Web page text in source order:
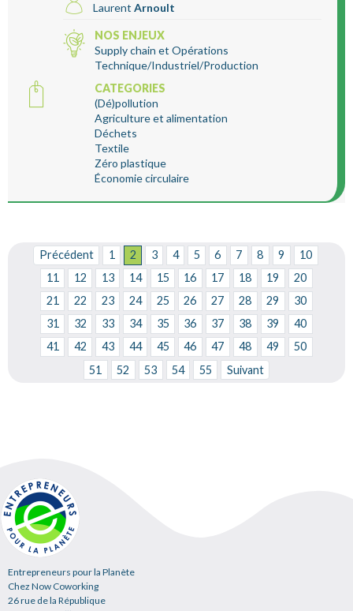
Laurent Arnoult
NOS ENJEUX
Supply chain et Opérations
Technique/Industriel/Production
CATEGORIES
(Dé)pollution
Agriculture et alimentation
Déchets
Textile
Zéro plastique
Économie circulaire
Précédent 1 2 3 4 5 6 7 8 9
10
11
12 13 14 15 16 17 18 19
20
21
22 23 24 25 26 27 28 29
30
31
32 33 34 35 36 37 38 39
40
41
42 43 44 45 46 47 48 49
50
51
52 53 54 55 Suivant
Entrepreneurs pour la Planète
Chez Now Coworking
26 rue de la République